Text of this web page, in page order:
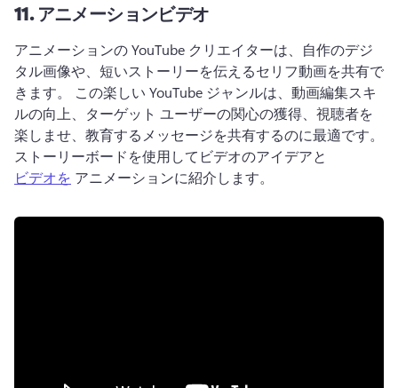
11.アニメーションビデオ
アニメーションの YouTube クリエイターは、自作のデジ
タル画像や、短いストーリーを伝えるセリフ動画を共有で
きます。 この楽しい YouTube ジャンルは、動画編集スキ
ルの向上、ターゲット ユーザーの関心の獲得、視聴者を
ストーリーボードを使用してビデオのアイデアと
ビデオを アニメーションに紹介します。